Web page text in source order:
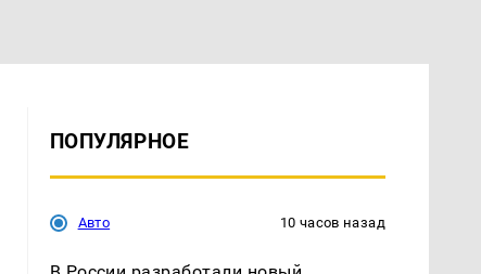
ПОПУЛЯРНОЕ
Авто 10 часов назад